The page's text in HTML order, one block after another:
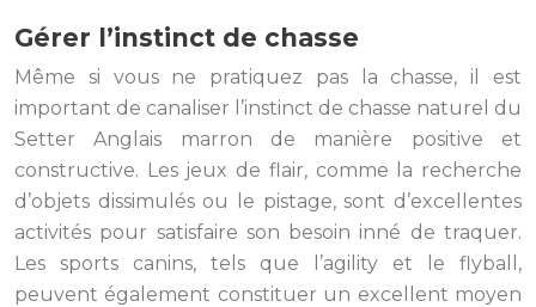
Gérer l’instinct de chasse
Même si vous ne pratiquez pas la chasse, il est
important de canaliser l’instinct de chasse naturel du
Setter Anglais marron de manière positive et
constructive. Les jeux de flair, comme la recherche
d’objets dissimulés ou le pistage, sont d’excellentes
activités pour satisfaire son besoin inné de traquer.
Les sports canins, tels que l’agility et le flyball,
peuvent également constituer un excellent moyen